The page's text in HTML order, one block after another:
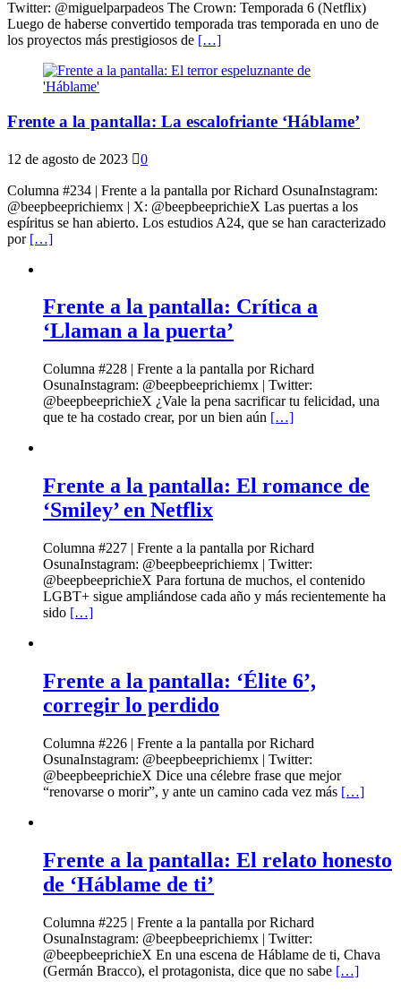
Twitter: @miguelparpadeos The Crown: Temporada 6 (Netflix)
Luego de haberse convertido temporada tras temporada en uno de
los proyectos más prestigiosos de […]
Frente a la pantalla: La escalofriante ‘Háblame’
12 de agosto de 2023 0
Columna #234 | Frente a la pantalla por Richard OsunaInstagram:
@beepbeeprichiemx | X: @beepbeeprichieX Las puertas a los
espíritus se han abierto. Los estudios A24, que se han caracterizado
por […]
Frente a la pantalla: Crítica a
‘Llaman a la puerta’
Columna #228 | Frente a la pantalla por Richard
OsunaInstagram: @beepbeeprichiemx | Twitter:
@beepbeeprichieX ¿Vale la pena sacrificar tu felicidad, una
que te ha costado crear, por un bien aún […]
Frente a la pantalla: El romance de
‘Smiley’ en Netflix
Columna #227 | Frente a la pantalla por Richard
OsunaInstagram: @beepbeeprichiemx | Twitter:
@beepbeeprichieX Para fortuna de muchos, el contenido
LGBT+ sigue ampliándose cada año y más recientemente ha
sido […]
Frente a la pantalla: ‘Élite 6’,
corregir lo perdido
Columna #226 | Frente a la pantalla por Richard
OsunaInstagram: @beepbeeprichiemx | Twitter:
@beepbeeprichieX Dice una célebre frase que mejor
“renovarse o morir”, y ante un camino cada vez más […]
Frente a la pantalla: El relato honesto
de ‘Háblame de ti’
Columna #225 | Frente a la pantalla por Richard
OsunaInstagram: @beepbeeprichiemx | Twitter:
@beepbeeprichieX En una escena de Háblame de ti, Chava
(Germán Bracco), el protagonista, dice que no sabe […]